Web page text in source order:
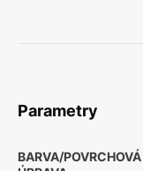
Parametry
BARVA/POVRCHOVÁ